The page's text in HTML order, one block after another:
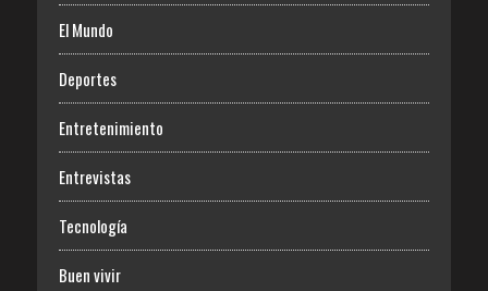
El Mundo
Deportes
Entretenimiento
Entrevistas
Tecnología
Buen vivir